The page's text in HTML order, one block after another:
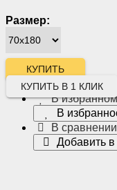
Размер:
КУПИТЬ В 1 КЛИК
В избранном
В
В сравнении
Добавить